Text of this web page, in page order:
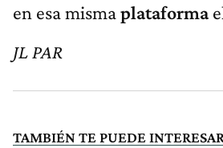
en esa mismaplataforma
JL PAR
TAMBIÉN TE PUEDE